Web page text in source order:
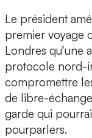
Le président
premier voyage
Londres qu’une
protocole nord-
compromettre
de libre-
garde qui
pourparlers.